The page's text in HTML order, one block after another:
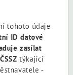
tohoto údaje
ID datové
zasílat
týkající
-